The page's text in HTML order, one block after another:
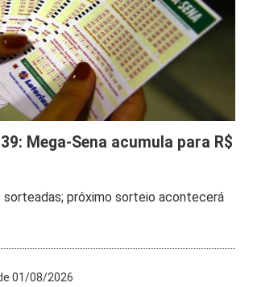
Mega-Sena acumula para R$
sorteadas; próximo sorteio acontecerá
01/08/2026